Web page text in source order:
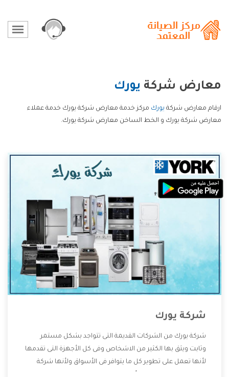
معارض شركة يورك
ارقام معارض شركة يورك مركز خدمة معارض شركة يورك خدمة عملاء
معارض شركة يورك و الخط الساخن معارض شركة يورك.
شركة يورك
شركة يورك من الشركات القديمة التى تتواجد بشكل مستمر
وثابت ويثق بها الكثير من الاشخاص وفى كل الأجهزة التى تقدمها
لأنها تعمل على تطوير كل ما يتوافر فى الأسواق ولأنها شركة